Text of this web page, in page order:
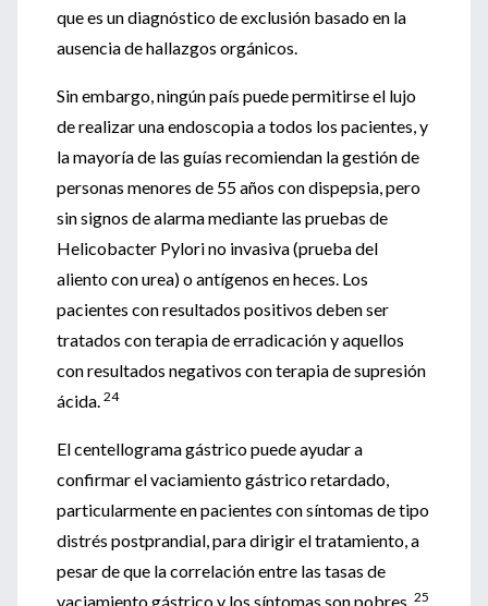
que es un diagnóstico de exclusión basado en la
ausencia de hallazgos orgánicos.
Sin embargo, ningún país puede permitirse el lujo
de realizar una endoscopia a todos los pacientes, y
la mayoría de las guías recomiendan la gestión de
personas menores de 55 años con dispepsia, pero
sin signos de alarma mediante las pruebas de
Helicobacter Pylori no invasiva (prueba del
aliento con urea) o antígenos en heces. Los
pacientes con resultados positivos deben ser
tratados con terapia de erradicación y aquellos
con resultados negativos con terapia de supresión
ácida. 24
El centellograma gástrico puede ayudar a
confirmar el vaciamiento gástrico retardado,
particularmente en pacientes con síntomas de tipo
distrés postprandial, para dirigir el tratamiento, a
pesar de que la correlación entre las tasas de
vaciamiento gástrico y los síntomas son pobres. 25